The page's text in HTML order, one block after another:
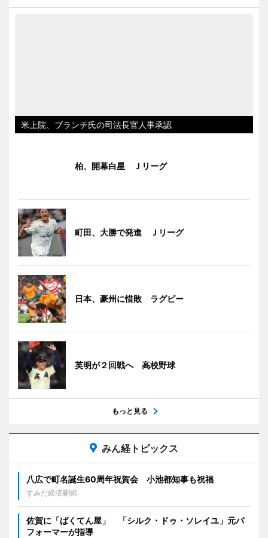
米上院、ブランチ氏の司法長官人事承認
柏、開幕白星 Ｊリーグ
町田、大勝で発進 Ｊリーグ
日本、豪州に惜敗 ラグビー
英明が２回戦へ 高校野球
もっと見る
みん経トピックス
八広で町名誕生60周年祝賀会 小池都知事も祝福
すみだ経済新聞
佐賀に「ばくてん屋」 「シルク・ドゥ・ソレイユ」元パ
フォーマーが指導